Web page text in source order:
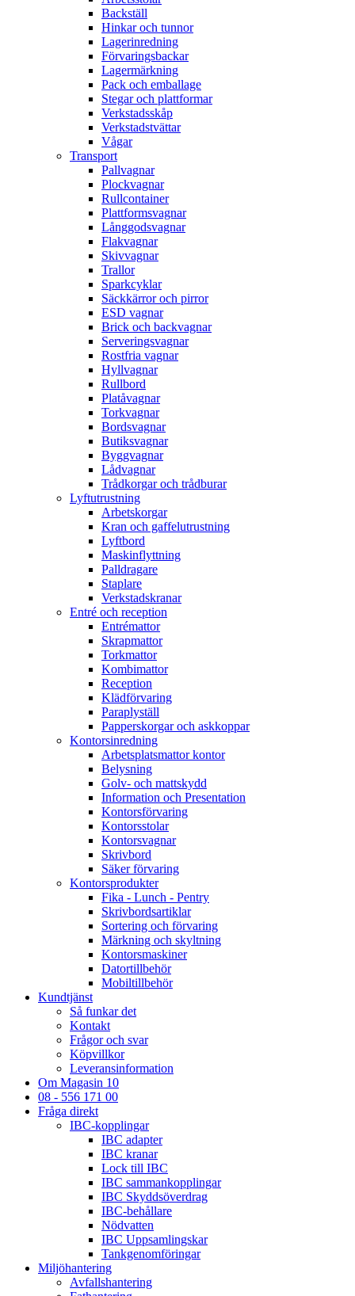
Backställ
Hinkar och tunnor
Lagerinredning
Förvaringsbackar
Lagermärkning
Pack och emballage
Stegar och plattformar
Verkstadsskåp
Verkstadstvättar
Vågar
Transport
Pallvagnar
Plockvagnar
Rullcontainer
Plattformsvagnar
Långgodsvagnar
Flakvagnar
Skivvagnar
Trallor
Sparkcyklar
Säckkärror och pirror
ESD vagnar
Brick och backvagnar
Serveringsvagnar
Rostfria vagnar
Hyllvagnar
Rullbord
Platåvagnar
Torkvagnar
Bordsvagnar
Butiksvagnar
Byggvagnar
Lådvagnar
Trådkorgar och trådburar
Lyftutrustning
Arbetskorgar
Kran och gaffelutrustning
Lyftbord
Maskinflyttning
Palldragare
Staplare
Verkstadskranar
Entré och reception
Entrémattor
Skrapmattor
Torkmattor
Kombimattor
Reception
Klädförvaring
Paraplyställ
Papperskorgar och askkoppar
Kontorsinredning
Arbetsplatsmattor kontor
Belysning
Golv- och mattskydd
Information och Presentation
Kontorsförvaring
Kontorsstolar
Kontorsvagnar
Skrivbord
Säker förvaring
Kontorsprodukter
Fika - Lunch - Pentry
Skrivbordsartiklar
Sortering och förvaring
Märkning och skyltning
Kontorsmaskiner
Datortillbehör
Mobiltillbehör
Kundtjänst
Så funkar det
Kontakt
Frågor och svar
Köpvillkor
Leveransinformation
Om Magasin 10
08 - 556 171 00
Fråga direkt
IBC-kopplingar
IBC adapter
IBC kranar
Lock till IBC
IBC sammankopplingar
IBC Skyddsöverdrag
IBC-behållare
Nödvatten
IBC Uppsamlingskar
Tankgenomföringar
Miljöhantering
Avfallshantering